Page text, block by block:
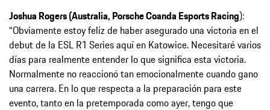
Joshua Rogers (Australia, Porsche Coanda Esports Racing):
“Obviamente estoy feliz de haber asegurado una victoria en el
debut de la ESL R1 Series aquí en Katowice. Necesitaré varios
días para realmente entender lo que significa esta victoria.
Normalmente no reaccionó tan emocionalmente cuando gano
una carrera. En lo que respecta a la preparación para este
evento, tanto en la pretemporada como ayer, tengo que